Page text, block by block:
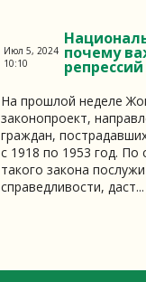
почему
репрессий
Июл 5, 2024
10:10
На прошлой неделе
законопроект,
граждан,
с 1918 по 1953 год. По
такого закона
справедливости, даст...